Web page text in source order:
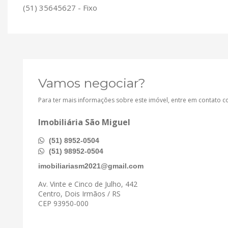
(51) 35645627 - Fixo
Vamos negociar?
Para ter mais informações sobre este imóvel, entre em contato
Imobiliária São Miguel
(51) 8952-0504
(51) 98952-0504
imobiliariasm2021@gmail.com
Av. Vinte e Cinco de Julho, 442
Centro, Dois Irmãos / RS
CEP 93950-000